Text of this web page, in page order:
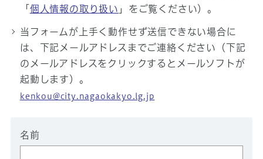
「 個人情報の取り扱い 」をご覧ください）。
当フォームが上手く動作せず送信できない場合に
は、下記メールアドレスまでご連絡ください（下記
のメールアドレスをクリックするとメールソフトが
起動します）。
kenkou@city.nagaokakyo.lg.jp
名前